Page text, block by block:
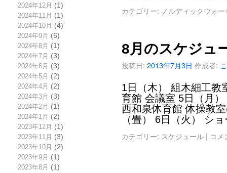
2024年12月 (1)
2024年11月 (1)
2024年10月 (4)
2024年9月 (6)
2024年8月 (1)
2024年7月 (3)
2024年6月 (3)
2024年5月 (2)
2024年4月 (2)
2024年3月 (3)
2024年2月 (1)
2024年1月 (2)
2023年12月 (1)
2023年11月 (3)
2023年10月 (2)
2023年9月 (1)
2023年8月 (1)
カテゴリー: ノルディックウォ
8月のスケジュ
投稿日: 2013年7月3日 作成者:
1日（木） 組木細工
育館 会議室 5日（月
西和泉体育館 体操教
（畳） 6日（火） シ
カテゴリー: スケジュール | コメ